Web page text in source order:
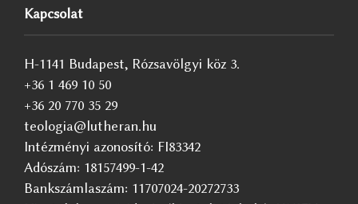
Kapcsolat
H-1141 Budapest, Rózsavölgyi köz 3.
+36 1 469 10 50
+36 20 770 35 29
teologia@lutheran.hu
Intézményi azonosító: FI83342
Adószám: 18157499-1-42
Bankszámlaszám: 11707024-20272733